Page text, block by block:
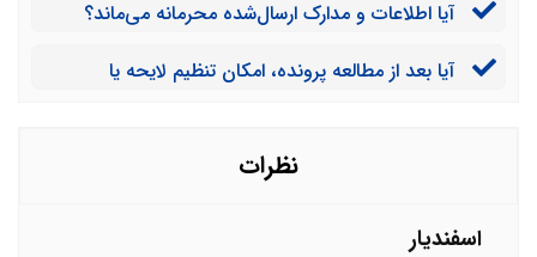
آیا اطلاعات و مدارک ارسال‌شده محرمانه می‌ماند؟
آیا بعد از مطالعه پرونده، امکان تنظیم لایحه یا
نظرات
اسفندیار